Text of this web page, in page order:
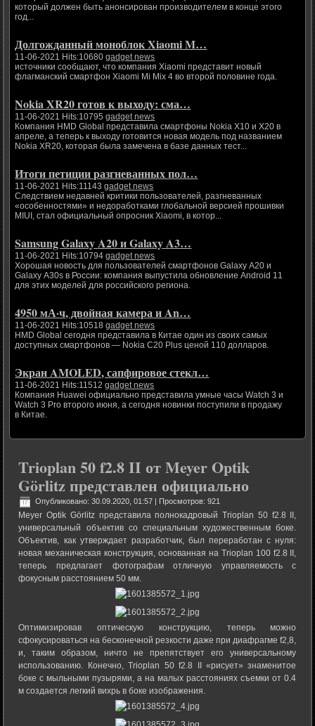
который должен быть анонсирован производителем в конце этого
год...
Долгожданный моноблок Xiaomi M…
11-06-2021 Hits:10680gadget news
источники сообщают, что компания Xiaomi представит новый
флагманский смартфон Xiaomi Mi Mix 4 во второй половине года.
Nokia XR20 готов к выходу: сма…
11-06-2021 Hits:10795gadget news
Компания HMD Global представила смартфоны Nokia X10 и X20 в
апреле, а теперь к выходу готовится новая модель под названием
Nokia XR20, которая была замечена в базе данных тест...
Итоги петиции разгневанных пол…
11-06-2021 Hits:11143gadget news
Следствием недавней критики пользователей, разгневанных
«особенностями» и недоработками глобальной версией прошивки
MIUI, стал официальный опросник Xiaomi, в котор...
Samsung Galaxy A20 и Galaxy A3…
11-06-2021 Hits:10794gadget news
Хорошая новость для пользователей смартфонов Galaxy A20 и
Galaxy A30s в России: компания выпустила обновление Android 11
для этих моделей для российского региона.
4950 мА·ч, двойная камера и An…
11-06-2021 Hits:10518gadget news
HMD Global сегодня представила в Китае один из своих самых
доступных смартфонов — Nokia C20 Plus ценой 110 долларов.
Экран AMOLED, сапфировое стекл…
11-06-2021 Hits:11512gadget news
Компания Huawei официально представила умные часы Watch 3 и
Watch 3 Pro второго июня, а сегодня новинки поступили в продажу
в Китае.
Trioplan 50 f2.8 II от Meyer Optik
Görlitz представлен официально
Опубликовано: 30.09.2020, 01:57 | Просмотров: 921
Meyer Optik Görlitz представила полнокадровый Trioplan 50 f2.8 II,
универсальный объектив со специальным художественным боке.
Объектив, как утверждает разработчик, был переработан с нуля:
новая механическая конструкция, основанная на Trioplan 100 f2.8 II,
теперь предлагает фотографам отличную управляемость с
фокусным расстоянием 50 мм.
Оптимизировав оптическую конструкцию, теперь можно
сфокусироваться на бесконечной резкости даже при диафрагме f2,8,
и, таким образом, ничто не препятствует его универсальному
использованию. Конечно, Trioplan 50 f2.8 II «рисует» знаменитое
боке с мыльными пузырями, а на малых расстояниях съемки от 0.4
м создается легкий вихрь в боке изображения.